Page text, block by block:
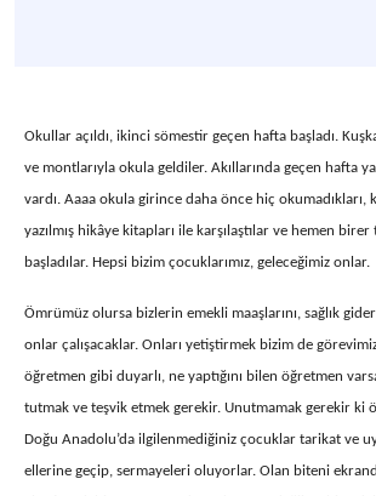
Okullar açıldı, ikinci sömestir geçen hafta başladı.
ve montlarıyla okula geldiler. Akıllarında geçen hafta
vardı. Aaaa okula girince daha önce hiç okumadıkları,
yazılmış hikâye kitapları ile karşılaştılar ve hemen
başladılar. Hepsi bizim çocuklarımız, geleceğimiz onlar.
Ömrümüz olursa bizlerin emekli maaşlarını, sağlık
onlar çalışacaklar. Onları yetiştirmek bizim de
öğretmen gibi duyarlı, ne yaptığını bilen öğretmen
tutmak ve teşvik etmek gerekir. Unutmamak gerekir ki
Doğu Anadolu’da ilgilenmediğiniz çocuklar tarikat ve
ellerine geçip, sermayeleri oluyorlar. Olan biteni